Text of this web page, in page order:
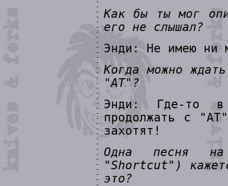
Как бы ты мог
его не слышал?
Энди: Не имею ни
Когда можно
"АТ"?
Энди: Где-то в
продолжать с
захотят!
Одна песня
"Shortcut")
это?